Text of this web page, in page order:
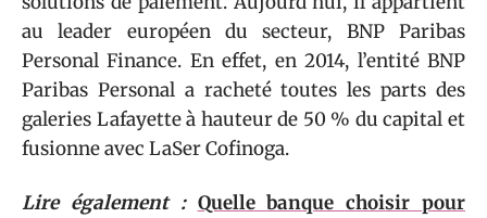
au leader européen du secteur, BNP Paribas
Personal Finance. En effet, en 2014, l’entité BNP
Paribas Personal a racheté toutes les parts des
galeries Lafayette à hauteur de 50 % du capital et
fusionne avec LaSer Cofinoga.
Lire également : Quelle banque choisir pour